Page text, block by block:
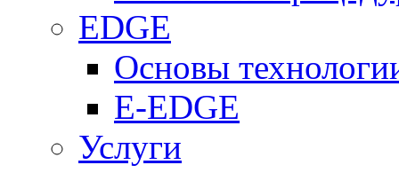
EDGE
Основы
E-EDGE
Услуги